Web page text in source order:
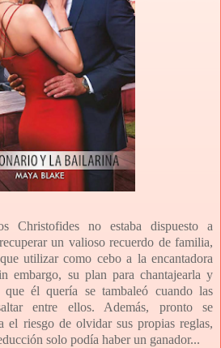
Christofides no estaba dispuesto a
un valioso recuerdo de familia,
utilizar como cebo a la encantadora
embargo, su plan para chantajearla y
él quería se tambaleó cuando las
entre ellos. Además, pronto se
el riesgo de olvidar sus propias reglas,
solo podía haber un ganador...